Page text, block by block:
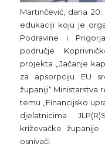
Martinčević, dana
edukaciji koju je
Podravine i
područje
projekta „Jačanje
za apsorpciju EU
županiji“ Ministarstva
temu „Financijsko
djelatnicima
križevačke županije
osnivači.